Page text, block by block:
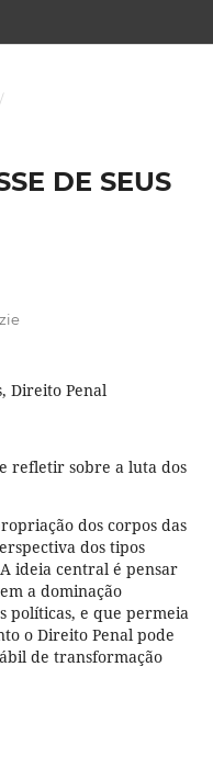
/
DE SEUS
Direito Penal
refletir sobre a luta dos
dos corpos das
dos tipos
ideia central é pensar
a dominação
políticas, e que permeia
o Direito Penal pode
de transformação